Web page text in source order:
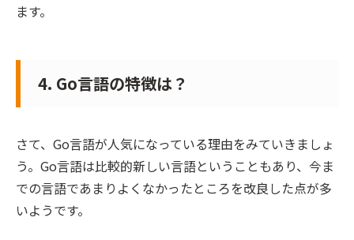
ます。
4. Go言語の特徴は？
さて、Go言語が人気になっている理由をみていきましょ
う。Go言語は比較的新しい言語ということもあり、今ま
での言語であまりよくなかったところを改良した点が多
いようです。